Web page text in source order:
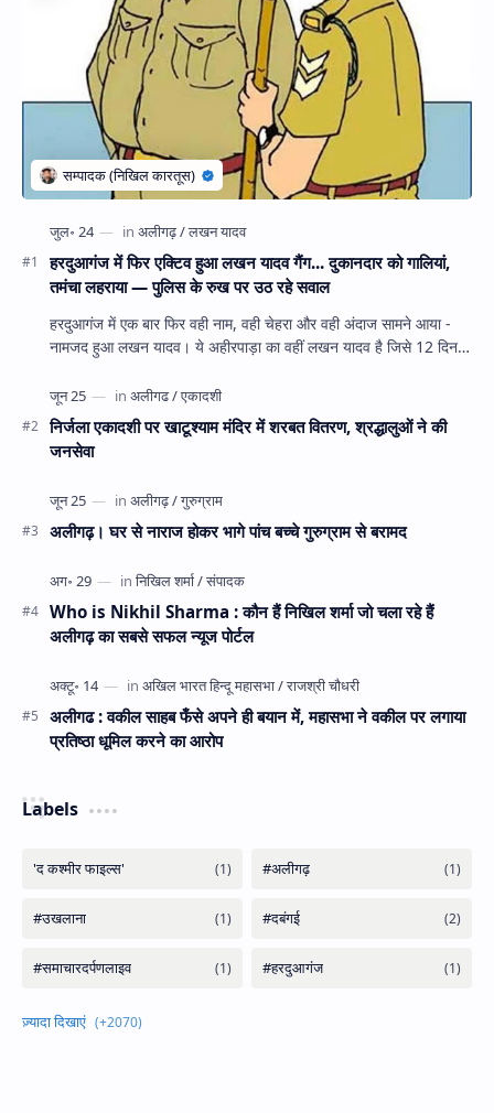
हरदुआगंज में फिर एक्टिव हुआ लखन यादव गैंग... दुकानदार को गालियां,
तमंचा लहराया — पुलिस के रुख पर उठ रहे सवाल
हरदुआगंज में एक बार फिर वही नाम, वही चेहरा और वही अंदाज सामने आया -
नामजद हुआ लखन यादव। ये अहीरपाड़ा का वहीं लखन यादव है जिसे 12 दिन
निर्जला एकादशी पर खाटूश्याम मंदिर में शरबत वितरण, श्रद्धालुओं ने की
जनसेवा
अलीगढ़। घर से नाराज होकर भागे पांच बच्चे गुरुग्राम से बरामद
Who is Nikhil Sharma : कौन हैं निखिल शर्मा जो चला रहे हैं
अलीगढ़ का सबसे सफल न्यूज पोर्टल
अलीगढ : वकील साहब फँसे अपने ही बयान में, महासभा ने वकील पर लगाया
प्रतिष्ठा धूमिल करने का आरोप
Labels